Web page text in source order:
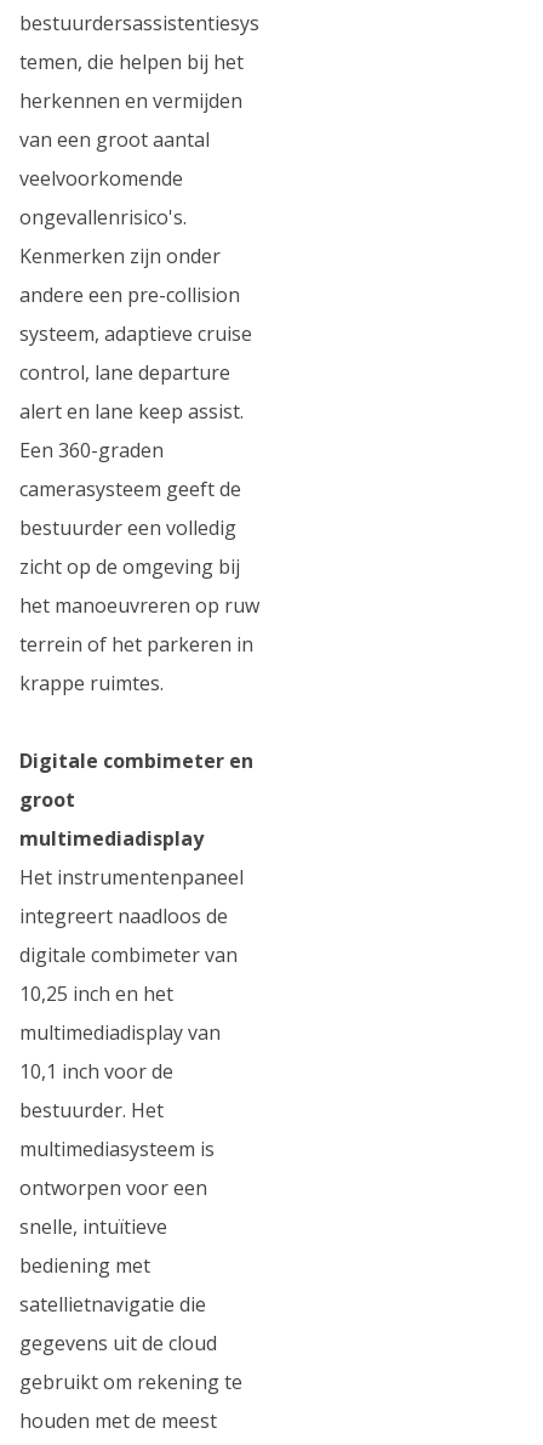
bestuurdersassistentiesys
temen, die helpen bij het
herkennen en vermijden
van een groot aantal
veelvoorkomende
ongevallenrisico's.
Kenmerken zijn onder
andere een pre-collision
systeem, adaptieve cruise
control, lane departure
alert en lane keep assist.
Een 360-graden
camerasysteem geeft de
bestuurder een volledig
zicht op de omgeving bij
het manoeuvreren op ruw
terrein of het parkeren in
krappe ruimtes.
Digitale combimeter en
groot
multimediadisplay
Het instrumentenpaneel
integreert naadloos de
digitale combimeter van
10,25 inch en het
multimediadisplay van
10,1 inch voor de
bestuurder. Het
multimediasysteem is
ontworpen voor een
snelle, intuïtieve
bediening met
satellietnavigatie die
gegevens uit de cloud
gebruikt om rekening te
houden met de meest